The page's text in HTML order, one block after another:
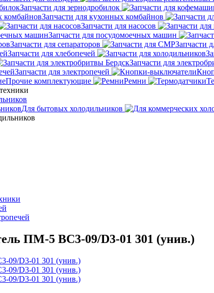
Запчасти для зернодробилок
Запчасти для кухонных комбайнов
Запчасти для насосов
Запчасти для посудомоечных машин
Запчасти для сепараторов
Запчасти
Запчасти для хлебопечей
Запчасти для
Запчасти для электропечей
Прочие комплектующие
Ремни
Для бытовых холодильников
ПМ-5 BC3-09/D3-01 301 (унив.)